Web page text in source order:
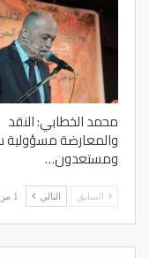
محمد الخطابي: النقد
والمعارضة مسؤولية
ومستعدون…
السابق التالي 1 من 133